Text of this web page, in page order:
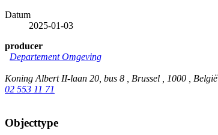
Datum
2025-01-03
producer
Departement Omgeving
Koning Albert II-laan 20, bus 8 , Brussel , 1000 , België
02 553 11 71
Objecttype